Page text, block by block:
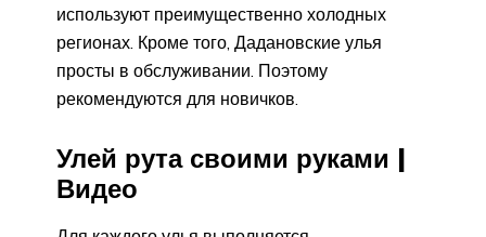
используют преимущественно холодных
регионах. Кроме того, Дадановские улья
просты в обслуживании. Поэтому
рекомендуются для новичков.
Улей рута своими руками |
Видео